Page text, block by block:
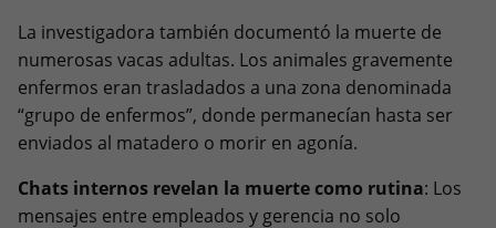
La investigadora también documentó la muerte de
numerosas vacas adultas. Los animales gravemente
enfermos eran trasladados a una zona denominada
“grupo de enfermos”, donde permanecían hasta ser
enviados al matadero o morir en agonía.
Chats internos revelan la muerte como rutina: Los
mensajes entre empleados y gerencia no solo